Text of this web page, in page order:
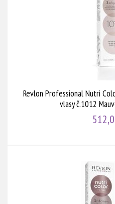
Revlon Professional Nutri
vlasy č.1012